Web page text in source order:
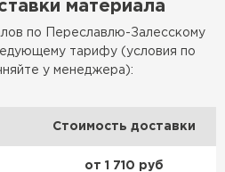
материала
по Переславлю-Залесскому
тарифу (условия по
у менеджера):
Стоимость доставки
от 1 710 руб